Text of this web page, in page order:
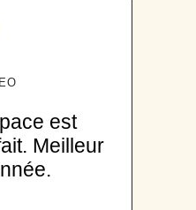
est
Meilleur